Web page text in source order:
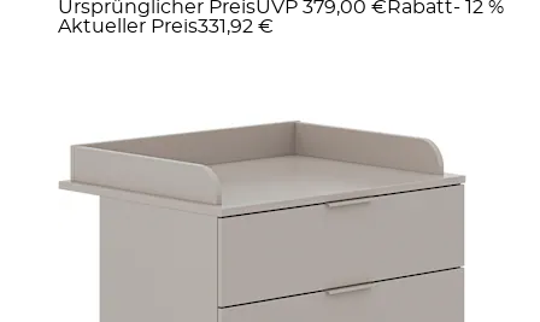
Ursprünglicher PreisUVP 379,00 € Rabatt- 12 %
Aktueller Preis331,92 €